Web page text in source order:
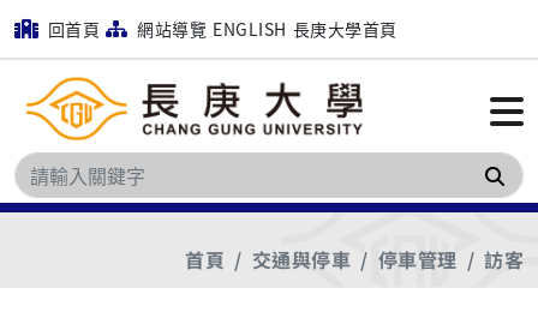
回首頁 網站導覽 ENGLISH 長庚大學首頁
搜
首頁 交通與停車 停車管理 訪客